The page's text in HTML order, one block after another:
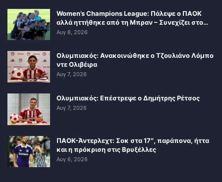
Women’s Champions League: Πάλεψε ο ΠΑΟΚ
αλλά ηττήθηκε από τη Μπραν – Συνεχίζει στο…
Αυγ 8, 2026
Ολυμπιακός: Ανακοινώθηκε ο Τζουλιάνο Λόμπο
ντε Ολιβέιρα
Αυγ 7, 2026
Ολυμπιακός: Επέστρεψε ο Δημήτρης Ρέτσος
Αυγ 7, 2026
ΠΑΟΚ-Άντερλεχτ: Σοκ στα 17″, παράπονα, ήττα
και η πρόκριση στις Βρυξέλλες
Αυγ 6, 2026